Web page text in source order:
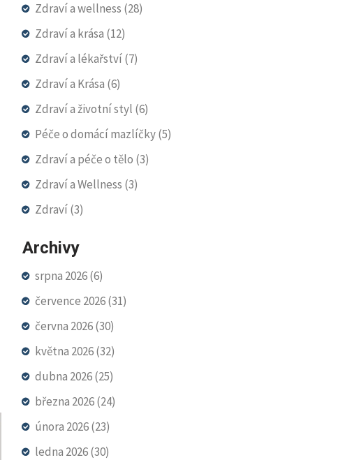
Zdraví a wellness (28)
Zdraví a krása (12)
Zdraví a lékařství(7)
Zdraví a Krása (6)
Zdraví a životní styl (6)
Péče o domácí mazlíčky(5)
Zdraví a péče o tělo (3)
Zdraví a Wellness (3)
Zdraví(3)
Archivy
srpna 2026(6)
července 2026(31)
června 2026(30)
května 2026(32)
dubna 2026(25)
března 2026(24)
února 2026(23)
ledna 2026(30)